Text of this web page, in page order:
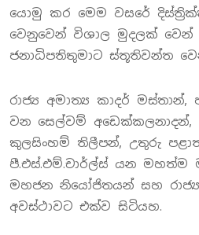
යොමු කර මෙම වසරේ
වෙනුවෙන් විශාල මුදලක්
ජනාධිපතිතුමාට ස්තූතිවන්ත
රාජ්‍ය අමාත්‍ය කාදර්
වන සෙල්වම් අඩෙක්කලනාදන්,
කුලසිංහම් තිලීපන්, උතුරු
පී.එස්.එම්.චාර්ල්ස් යන
මහජන නියෝජිතයන් සහ
අවස්ථාවට එක්ව සිටියහ.